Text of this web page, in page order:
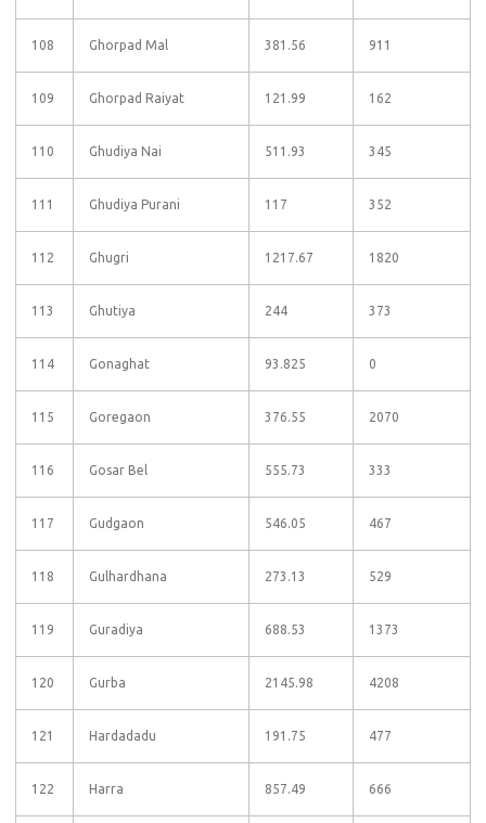
108 Ghorpad Mal 381.56 911
109 Ghorpad Raiyat 121.99 162
110 Ghudiya Nai 511.93 345
111 Ghudiya Purani 117 352
112 Ghugri 1217.67 1820
113 Ghutiya 244 373
114 Gonaghat 93.825 0
115 Goregaon 376.55 2070
116 Gosar Bel 555.73 333
117 Gudgaon 546.05 467
118 Gulhardhana 273.13 529
119 Guradiya 688.53 1373
120 Gurba 2145.98 4208
121 Hardadadu 191.75 477
122 Harra 857.49 666